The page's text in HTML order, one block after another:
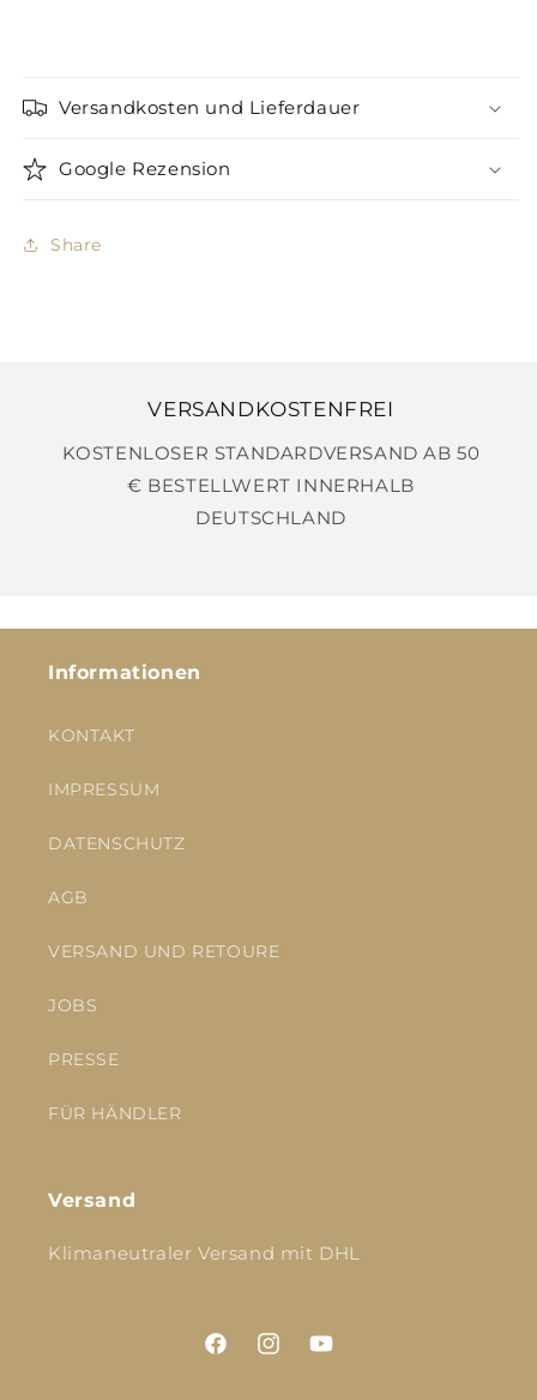
Versandkosten und Lieferdauer
Google Rezension
Share
VERSANDKOSTENFREI
KOSTENLOSER STANDARDVERSAND AB 50
€ BESTELLWERT INNERHALB
DEUTSCHLAND
Informationen
KONTAKT
IMPRESSUM
DATENSCHUTZ
AGB
VERSAND UND RETOURE
JOBS
PRESSE
FÜR HÄNDLER
Versand
Klimaneutraler Versand mit DHL
FacebookInstagramYouTube